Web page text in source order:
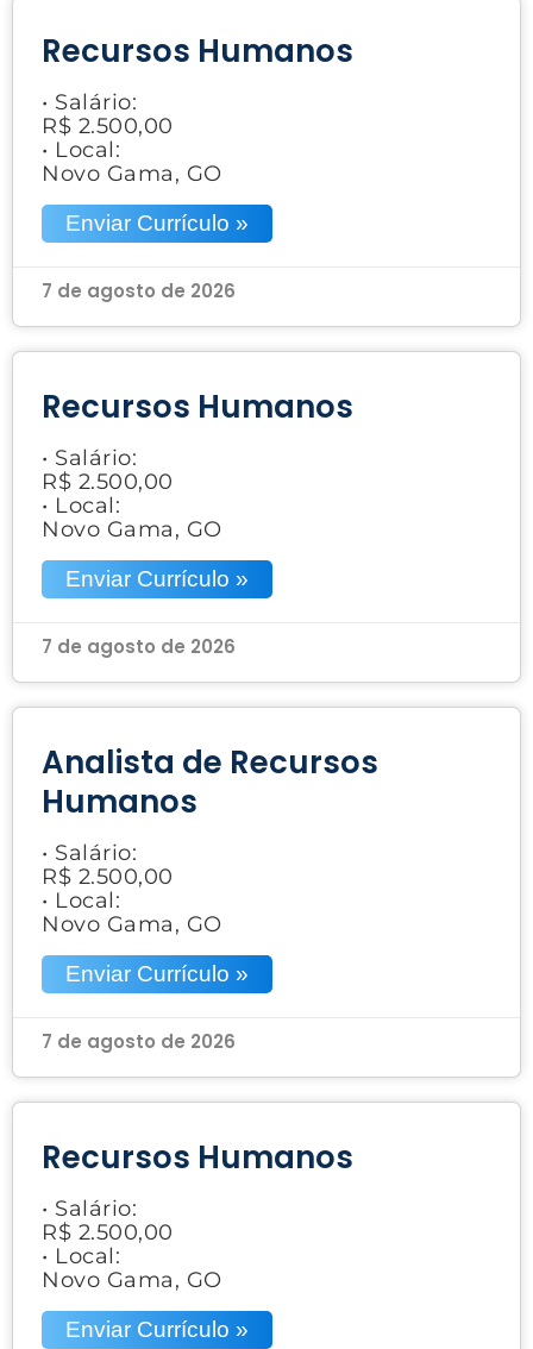
Recursos Humanos
• Salário:
R$ 2.500,00
• Local:
Novo Gama, GO
Enviar Currículo »
7 de agosto de 2026
Recursos Humanos
• Salário:
R$ 2.500,00
• Local:
Novo Gama, GO
Enviar Currículo »
7 de agosto de 2026
Analista de Recursos
Humanos
• Salário:
R$ 2.500,00
• Local:
Novo Gama, GO
Enviar Currículo »
7 de agosto de 2026
Recursos Humanos
• Salário:
R$ 2.500,00
• Local:
Novo Gama, GO
Enviar Currículo »